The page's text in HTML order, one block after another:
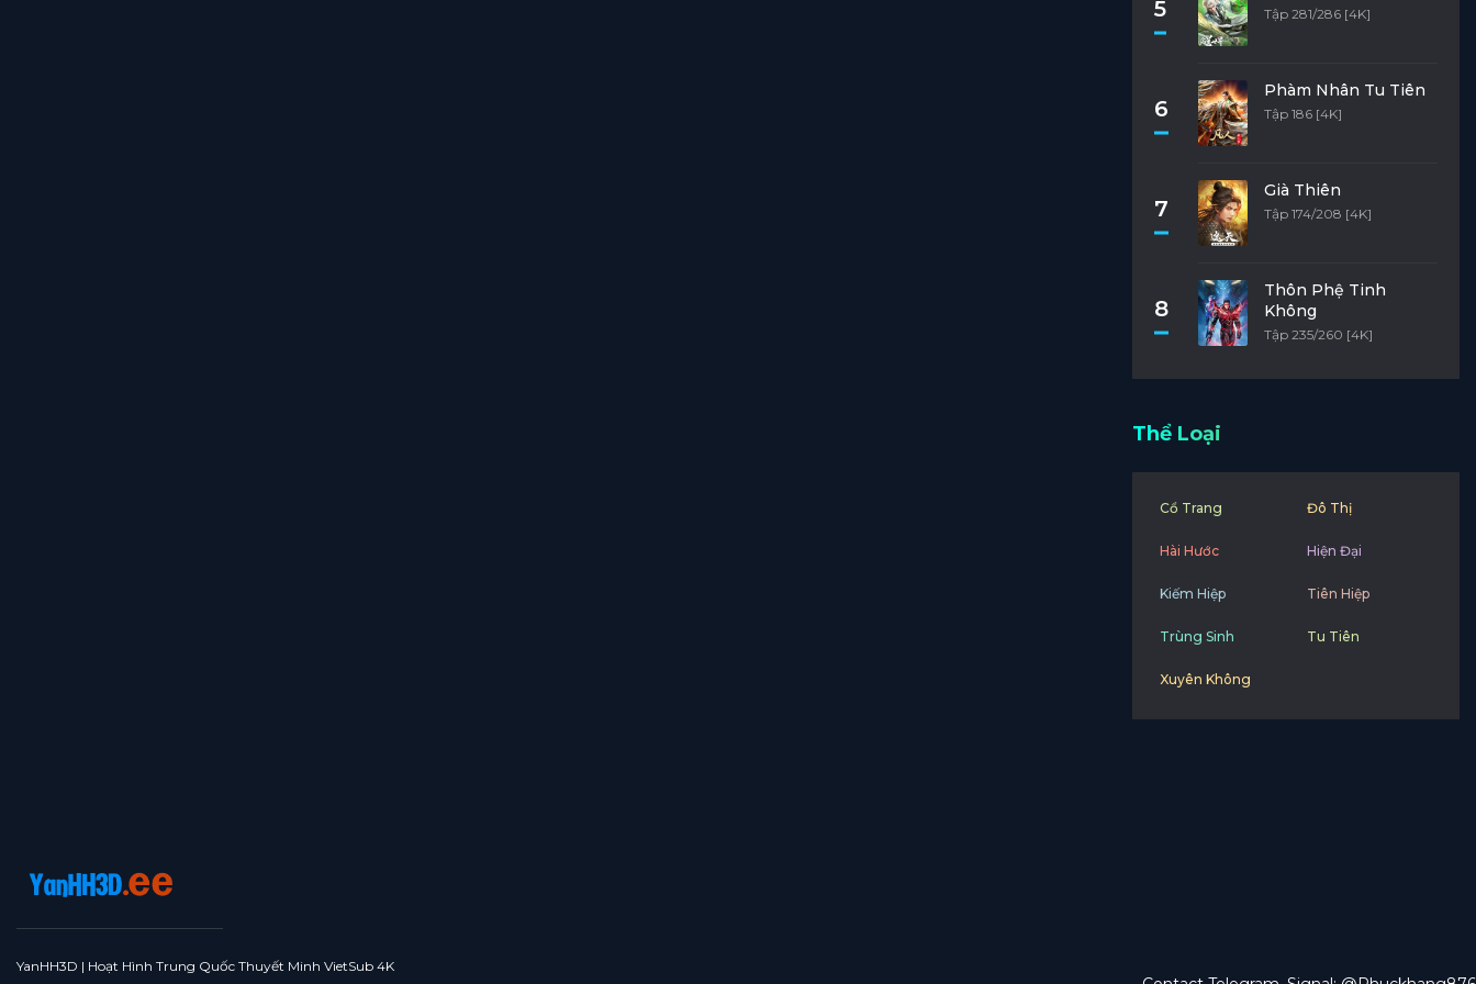
5 Tập 281/286 [4K]
6
Phàm Nhân Tu Tiên
Tập 186 [4K]
7
Già Thiên
Tập 174/208 [4K]
8
Thôn Phệ Tinh
Không
Tập 235/260 [4K]
Thể Loại
Cổ Trang Đô Thị
Hài Hước Hiện Đại
Kiếm Hiệp Tiên Hiệp
Trùng Sinh Tu Tiên
Xuyên Không
YanHH3D | Hoạt Hình Trung Quốc Thuyết Minh VietSub 4K